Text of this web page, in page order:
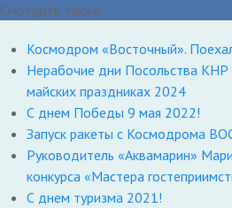
Смотрите также:
Космодром «Восточный».
Нерабочие дни Посольства КНР
майских праздниках 2024
С днем Победы 9 мая 2022!
Запуск ракеты с Космодрома
Руководитель «Аквамарин»
конкурса «Мастера
С днем туризма 2021!